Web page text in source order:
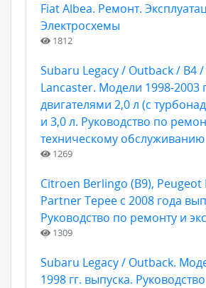
Fiat Albea. Ремонт.
Электросхемы
1812
Subaru Legacy / Outback / B4
Lancaster. Модели 1998-2003
двигателями 2,0 л (с
и 3,0 л. Руководство по
техническому обслуживанию
1269
Citroen Berlingo (В9), Peugeot
Partner Tepee с 2008 года
Руководство по ремонту и
1309
Subaru Legacy / Outback.
1998 гг. выпуска.